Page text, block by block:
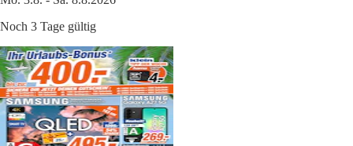
Noch 3 Tage gültig